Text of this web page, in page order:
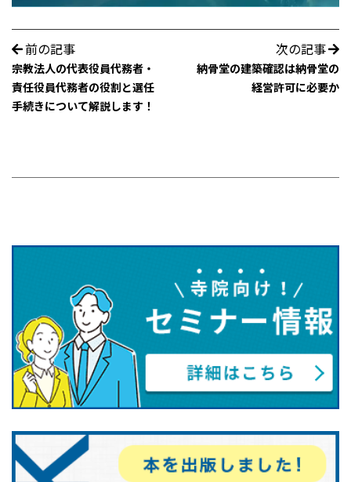
前の記事
宗教法人の代表役員代務者・
責任役員代務者の役割と選任
手続きについて解説します！
次の記事
納骨堂の建築確認は納骨堂の
経営許可に必要か